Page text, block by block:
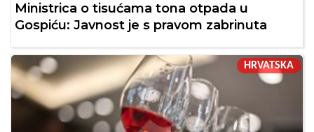
Ministrica o tisućama tona otpada u
Gospiću: Javnost je s pravom zabrinuta
HRVATSKA